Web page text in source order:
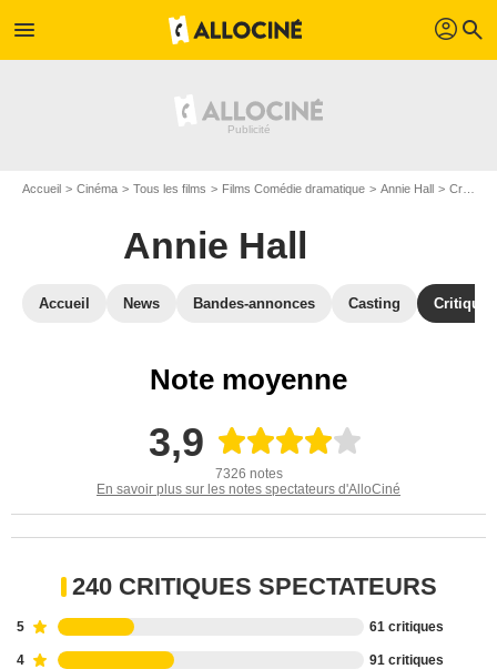
menu profil search
Accueil Cinéma Tous les films Films Comédie dramatique Annie Hall Critiques Annie Hall
Annie Hall
Accueil News Bandes-annonces Casting
Note moyenne
3,9
7326 notes
En savoir plus sur les notes spectateurs d'AlloCiné
240 CRITIQUES SPECTATEURS
5 61 critiques
4 91 critiques